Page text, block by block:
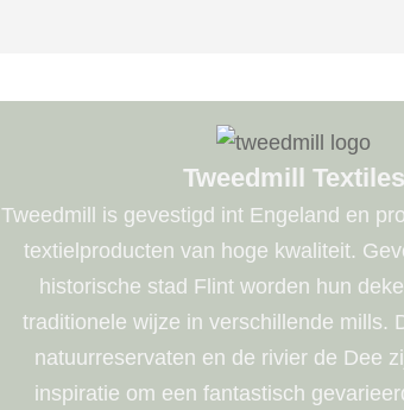
Tweedmill Textiles
Tweedmill is gevestigd int Engeland en
textielproducten van hoge kwaliteit.
historische stad Flint worden hun
traditionele wijze in verschillende mills.
natuurreservaten en de rivier de Dee
inspiratie om een ​​fantastisch